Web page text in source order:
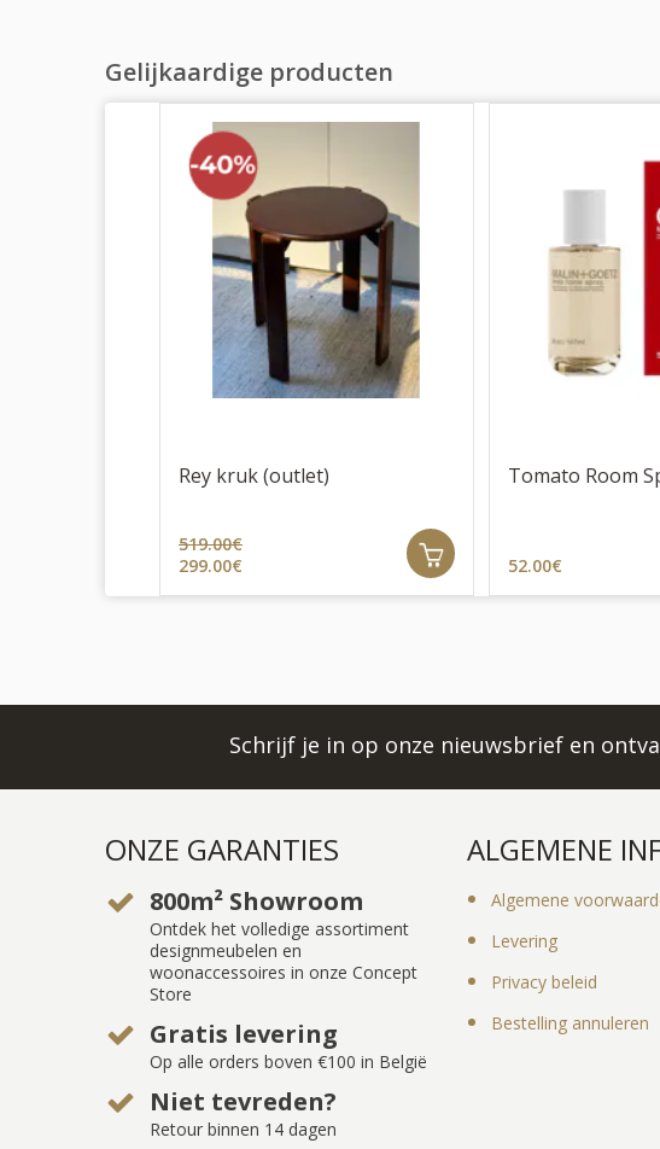
Gelijkaardige producten
Rey kruk (outlet)
519.00€
299.00€
Tomato Room
52.00€
Schrijf je in op onze nieuwsbrief en
ONZE GARANTIES
800m² Showroom
Ontdek het volledige assortiment
designmeubelen en
woonaccessoires in onze Concept
Store
Gratis levering
Op alle orders boven €100 in België
Niet tevreden?
Retour binnen 14 dagen
ALGEMENE
Algemene
Levering
Privacy beleid
Bestelling annuleren